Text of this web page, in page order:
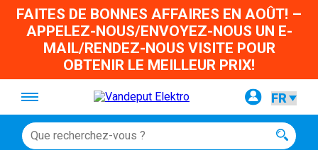
FAITES DE BONNES AFFAIRES EN AOÛT! –
APPELEZ-NOUS/ENVOYEZ-NOUS UN E-
MAIL/RENDEZ-NOUS VISITE POUR
OBTENIR LE MEILLEUR PRIX!